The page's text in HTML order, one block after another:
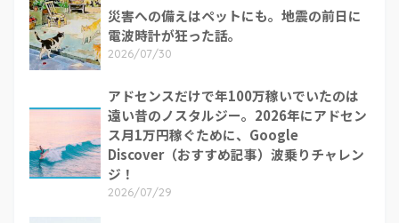
災害への備えはペットにも。地震の前日に
電波時計が狂った話。
2026/07/30
アドセンスだけで年100万稼いでいたのは
遠い昔のノスタルジー。2026年にアドセン
ス月1万円稼ぐために、Google
Discover（おすすめ記事）波乗りチャレン
ジ！
2026/07/29